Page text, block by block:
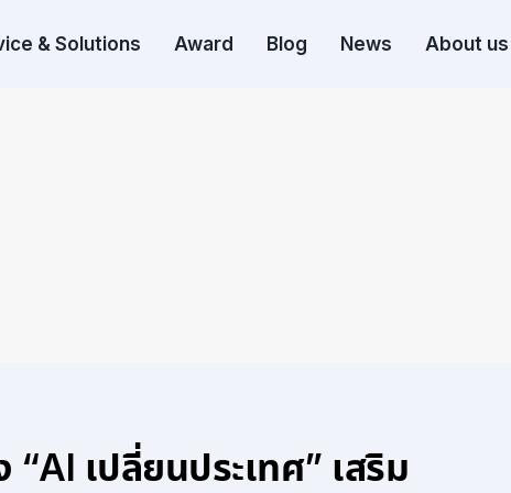
& Solutions Award Blog News About us
เปลี่ยนประเทศ” เสริม